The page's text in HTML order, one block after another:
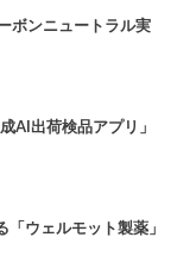
ボンニュートラル実
AI出荷検品アプリ」
ウェルモット製薬」